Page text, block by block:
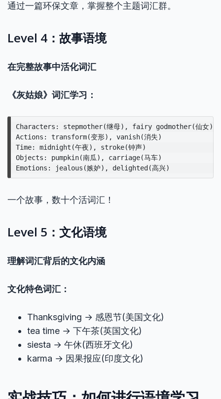
通过一篇环保文章，掌握整个主题词汇群。
Level 4：故事语境
在完整故事中活化词汇
《灰姑娘》词汇学习：
Characters: stepmother(继母), fairy godmother(仙女)
Actions: transform(变形), vanish(消失)
Time: midnight(午夜), stroke(钟声)
Objects: pumpkin(南瓜), carriage(马车)
一个故事，数十个活词汇！
Level 5：文化语境
理解词汇背后的文化内涵
文化特色词汇：
Thanksgiving → 感恩节(美国文化)
tea time → 下午茶(英国文化)
siesta → 午休(西班牙文化)
karma → 因果报应(印度文化)